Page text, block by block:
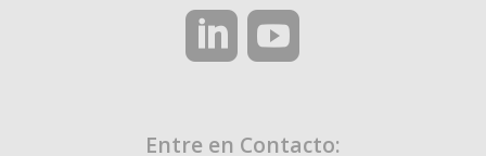
Entre en Contacto: